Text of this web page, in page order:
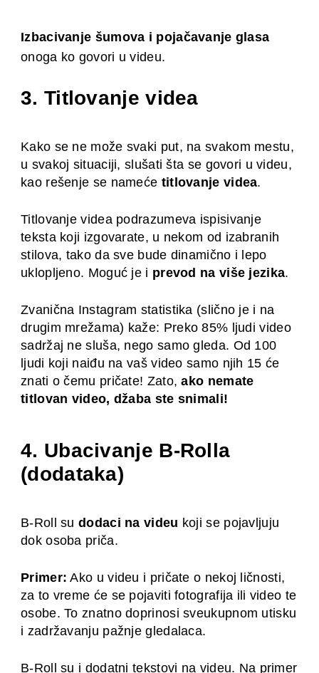
Izbacivanje šumova i pojačavanje glasa
onoga ko govori u videu.
3. Titlovanje videa
Kako se ne može svaki put, na svakom mestu,
u svakoj situaciji, slušati šta se govori u videu,
kao rešenje se nameće titlovanje videa.
Titlovanje videa podrazumeva ispisivanje
teksta koji izgovarate, u nekom od izabranih
stilova, tako da sve bude dinamično i lepo
uklopljeno. Moguć je i prevod na više jezika.
Zvanična Instagram statistika (slično je i na
drugim mrežama) kaže: Preko 85% ljudi video
sadržaj ne sluša, nego samo gleda. Od 100
ljudi koji naiđu na vaš video samo njih 15 će
znati o čemu pričate! Zato,ako nemate
titlovan video, džaba ste snimali!
4. Ubacivanje B-Rolla
(dodataka)
B-Roll su dodaci na videu koji se pojavljuju
dok osoba priča.
Primer: Ako u videu i pričate o nekoj ličnosti,
za to vreme će se pojaviti fotografija ili video te
osobe. To znatno doprinosi sveukupnom utisku
i zadržavanju pažnje gledalaca.
B-Roll su i dodatni tekstovi na videu. Na primer